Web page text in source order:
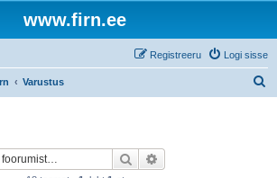
www.firn.ee
Logi sisse
Registreeru
Varustus
Otsi